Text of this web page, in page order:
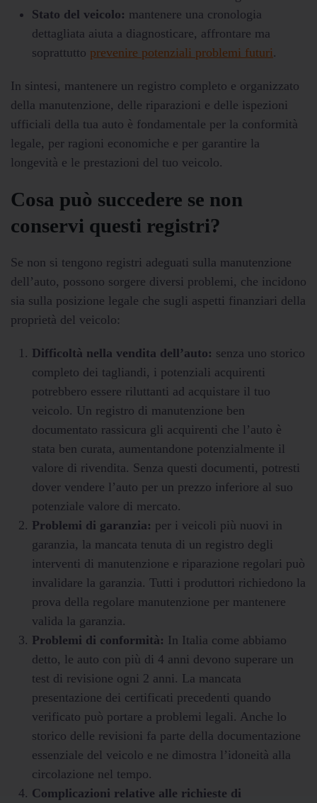
Stato del veicolo: mantenere una cronologia
dettagliata aiuta a diagnosticare, affrontare ma
soprattutto prevenire potenziali problemi futuri.
In sintesi, mantenere un registro completo e organizzato
della manutenzione, delle riparazioni e delle ispezioni
ufficiali della tua auto è fondamentale per la conformità
legale, per ragioni economiche e per garantire la
longevità e le prestazioni del tuo veicolo.
Cosa può succedere se non
conservi questi registri?
Se non si tengono registri adeguati sulla manutenzione
dell’auto, possono sorgere diversi problemi, che incidono
sia sulla posizione legale che sugli aspetti finanziari della
proprietà del veicolo:
Difficoltà nella vendita dell’auto: senza uno storico
completo dei tagliandi, i potenziali acquirenti
potrebbero essere riluttanti ad acquistare il tuo
veicolo. Un registro di manutenzione ben
documentato rassicura gli acquirenti che l’auto è
stata ben curata, aumentandone potenzialmente il
valore di rivendita. Senza questi documenti, potresti
dover vendere l’auto per un prezzo inferiore al suo
potenziale valore di mercato.
Problemi di garanzia: per i veicoli più nuovi in ​​
garanzia, la mancata tenuta di un registro degli
interventi di manutenzione e riparazione regolari può
invalidare la garanzia. Tutti i produttori richiedono la
prova della regolare manutenzione per mantenere
valida la garanzia.
Problemi di conformità: In Italia come abbiamo
detto, le auto con più di 4 anni devono superare un
test di revisione ogni 2 anni. La mancata
presentazione dei certificati precedenti quando
verificato può portare a problemi legali. Anche lo
storico delle revisioni fa parte della documentazione
essenziale del veicolo e ne dimostra l’idoneità alla
circolazione nel tempo.
Complicazioni relative alle richieste di